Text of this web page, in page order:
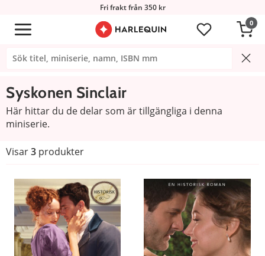
Fri frakt från 350 kr
0
Syskonen Sinclair
Här hittar du de delar som är tillgängliga i denna
miniserie.
Visar3 produkter